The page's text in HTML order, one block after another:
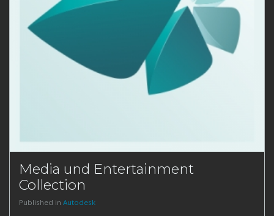
Media und Entertainment
Collection
Published in Autodesk